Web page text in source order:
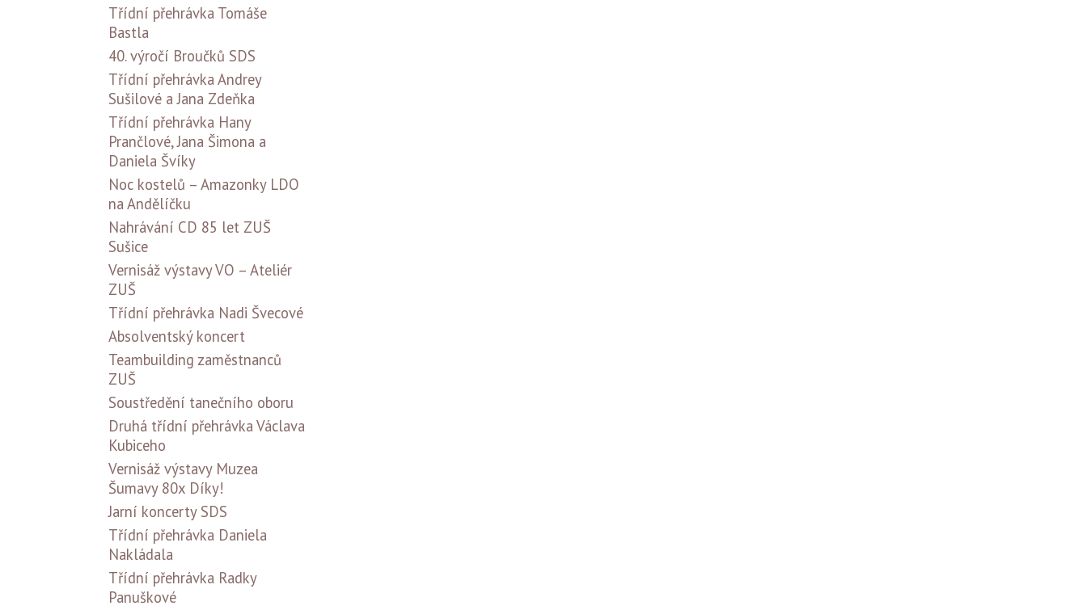
Třídní přehrávka Tomáše
Bastla
40. výročí Broučků SDS
Třídní přehrávka Andrey
Sušilové a Jana Zdeňka
Třídní přehrávka Hany
Prančlové, Jana Šimona a
Daniela Švíky
Noc kostelů – Amazonky LDO
na Andělíčku
Nahrávání CD 85 let ZUŠ
Sušice
Vernisáž výstavy VO – Ateliér
ZUŠ
Třídní přehrávka Nadi Švecové
Absolventský koncert
Teambuilding zaměstnanců
ZUŠ
Soustředění tanečního oboru
Druhá třídní přehrávka Václava
Kubiceho
Vernisáž výstavy Muzea
Šumavy 80x Díky!
Jarní koncerty SDS
Třídní přehrávka Daniela
Nakládala
Třídní přehrávka Radky
Panuškové